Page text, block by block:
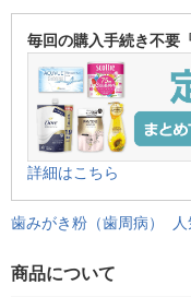
毎回の購入手続き不要
詳細はこちら
歯みがき粉（歯周病）
商品について